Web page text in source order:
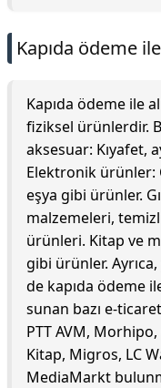
Kapıda ödeme
Kapıda ödeme ile
fiziksel ürünlerdir.
aksesuar: Kıyafet,
Elektronik ürünler:
eşya gibi ürünler.
malzemeleri,
ürünleri. Kitap ve
gibi ürünler.
de kapıda ödeme
sunan bazı e-
PTT AVM,
Kitap, Migros, LC
MediaMarkt